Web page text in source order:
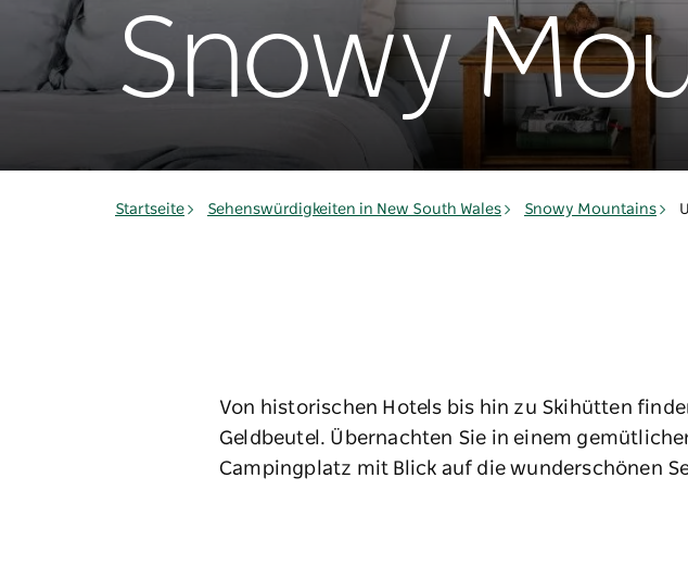
Snowy
Startseite Sehenswürdigkeiten in New South Wales Snowy Mountains
Von historischen Hotels bis hin zu Skihütten
Geldbeutel. Übernachten Sie in einem
Campingplatz mit Blick auf die wunderschönen